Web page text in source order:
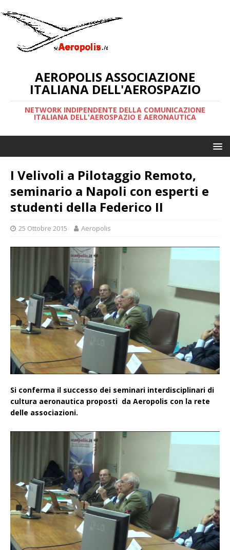
AEROPOLIS ASSOCIAZIONE
ITALIANA DELL'AEROSPAZIO
NETWORK INDIPENDENTE DELLA COMUNICAZIONE
ITALIANA DELL'AEROSPAZIO E AERONAUTICA
I Velivoli a Pilotaggio Remoto,
seminario a Napoli con esperti e
studenti della Federico II
25 Ottobre 2015 Aeropolis
Si conferma il successo dei seminari interdisciplinari di
cultura aeronautica proposti da Aeropolis con la rete
delle associazioni.